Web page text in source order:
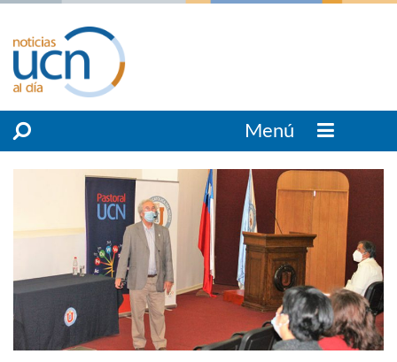
Menú